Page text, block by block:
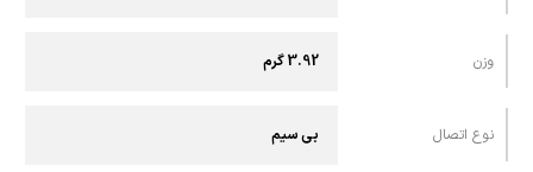
وزن 3.92 گرم
نوع اتصال بی سیم